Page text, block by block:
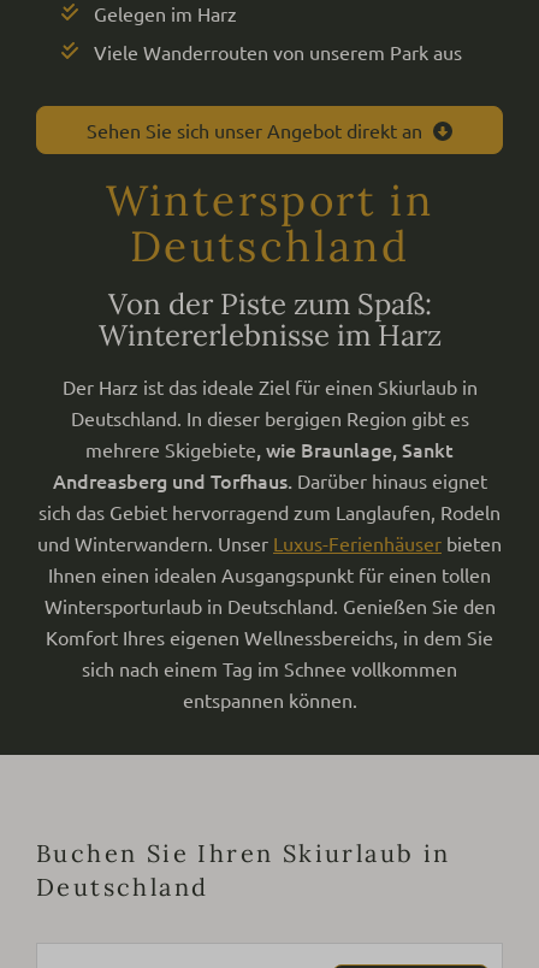
Gelegen im Harz
Viele Wanderrouten von unserem Park aus
Sehen Sie sich unser Angebot direkt an
Wintersport in
Deutschland
Von der Piste zum Spaß:
Wintererlebnisse im Harz
Der Harz ist das ideale Ziel für einen Skiurlaub in
Deutschland. In dieser bergigen Region gibt es
mehrere Skigebiete, wie Braunlage, Sankt
Andreasberg und Torfhaus. Darüber hinaus eignet
sich das Gebiet hervorragend zum Langlaufen, Rodeln
und Winterwandern. Unser Luxus-Ferienhäuser bieten
Ihnen einen idealen Ausgangspunkt für einen tollen
Wintersporturlaub in Deutschland. Genießen Sie den
Komfort Ihres eigenen Wellnessbereichs, in dem Sie
sich nach einem Tag im Schnee vollkommen
entspannen können.
Buchen Sie Ihren Skiurlaub in
Deutschland